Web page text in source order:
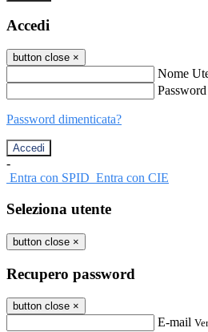
Accedi
button close ×
Nome
Password
Password dimenticata?
-
Entra con SPID Entra con CIE
Seleziona utente
button close ×
Recupero password
button close ×
E-mail